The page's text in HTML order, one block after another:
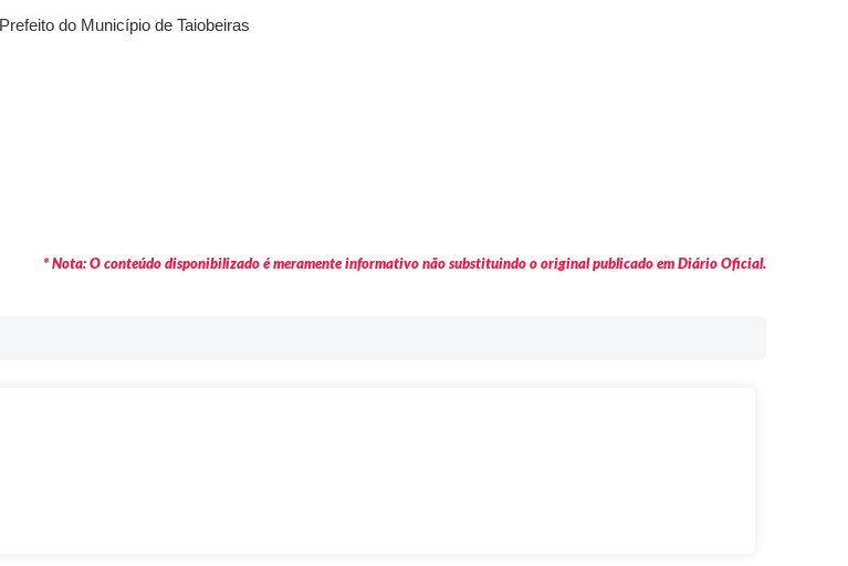
Prefeito do Município de Taiobeiras
* Nota: O conteúdo disponibilizado é meramente informativo não substituindo o original publicado em Diário Oficial.